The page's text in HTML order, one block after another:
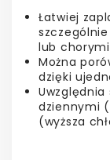
Łatwiej
lub
Można
dzięki
dziennymi
(wyższa